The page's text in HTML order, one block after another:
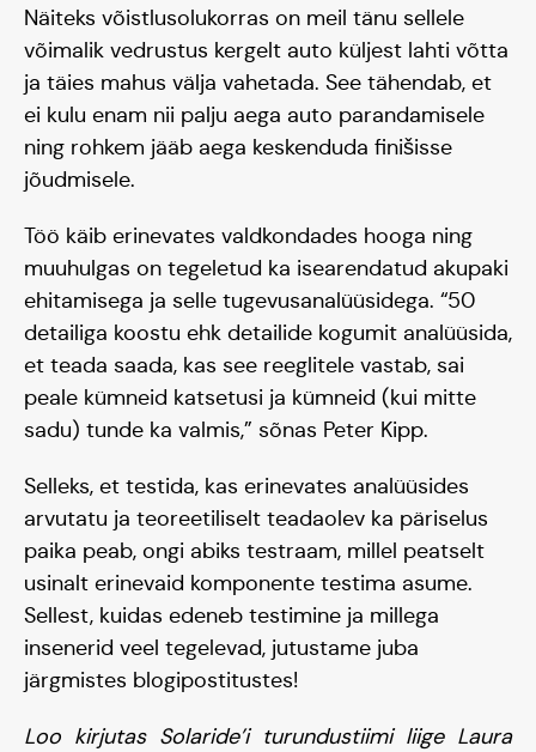
Näiteks võistlusolukorras on meil tänu sellele
võimalik vedrustus kergelt auto küljest lahti võtta
ja täies mahus välja vahetada. See tähendab, et
ei kulu enam nii palju aega auto parandamisele
ning rohkem jääb aega keskenduda finišisse
jõudmisele.
Töö käib erinevates valdkondades hooga ning
muuhulgas on tegeletud ka isearendatud akupaki
ehitamisega ja selle tugevusanalüüsidega. “50
detailiga koostu ehk detailide kogumit analüüsida,
et teada saada, kas see reeglitele vastab, sai
peale kümneid katsetusi ja kümneid (kui mitte
sadu) tunde ka valmis,” sõnas Peter Kipp.
Selleks, et testida, kas erinevates analüüsides
arvutatu ja teoreetiliselt teadaolev ka päriselus
paika peab, ongi abiks testraam, millel peatselt
usinalt erinevaid komponente testima asume.
Sellest, kuidas edeneb testimine ja millega
insenerid veel tegelevad, jutustame juba
järgmistes blogipostitustes!
Loo kirjutas Solaride’i turundustiimi liige Laura